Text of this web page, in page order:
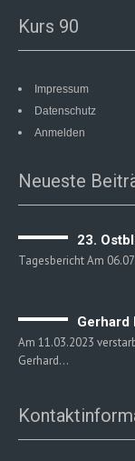
Kurs 90
Impressum
Datenschutz
Anmelden
Neueste
23.
Tagesbericht Am
Gerhard
Am 11.03.2023
Gerhard…